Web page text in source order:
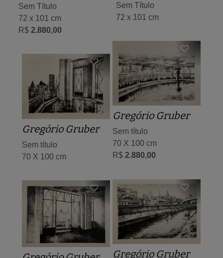
Sem Título
72 x 101 cm
R$ 2.880,00
Sem Título
72 x 101 cm
Gregório Gruber
Sem título
70 X 100 cm
R$ 2.880,00
Gregório Gruber
Sem título
70 X 100 cm
Gregório Gruber